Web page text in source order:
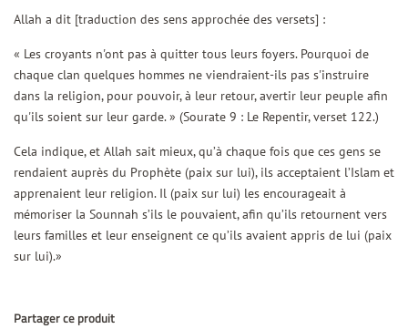
Allah a dit [traduction des sens approchée des versets] :
« Les croyants n'ont pas à quitter tous leurs foyers. Pourquoi de
chaque clan quelques hommes ne viendraient-ils pas s'instruire
dans la religion, pour pouvoir, à leur retour, avertir leur peuple afin
qu'ils soient sur leur garde. » (Sourate 9 : Le Repentir, verset 122.)
Cela indique, et Allah sait mieux, qu’à chaque fois que ces gens se
rendaient auprès du Prophète (paix sur lui), ils acceptaient l’Islam et
apprenaient leur religion. Il (paix sur lui) les encourageait à
mémoriser la Sounnah s’ils le pouvaient, afin qu’ils retournent vers
leurs familles et leur enseignent ce qu’ils avaient appris de lui (paix
sur lui).»
Partager ce produit